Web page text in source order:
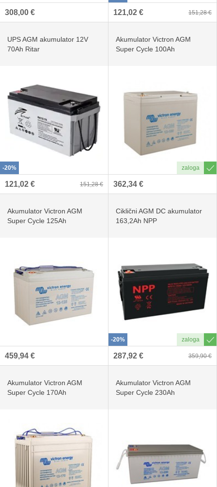
308,00 € 151,28 €
121,02 €
-20%
UPS AGM akumulator 12V
70Ah Ritar
151,28 €
121,02 €
Akumulator Victron AGM
Super Cycle 100Ah
362,34 €
Akumulator Victron AGM
Super Cycle 125Ah
459,94 €
-20%
Ciklični AGM DC akumulator
163,2Ah NPP
359,90 €
287,92 €
Akumulator Victron AGM
Super Cycle 170Ah
Akumulator Victron AGM
Super Cycle 230Ah